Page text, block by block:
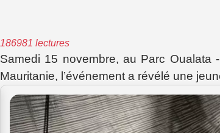
186981 lectures
Samedi 15 novembre, au Parc Oualata
Mauritanie, l’événement a révélé une